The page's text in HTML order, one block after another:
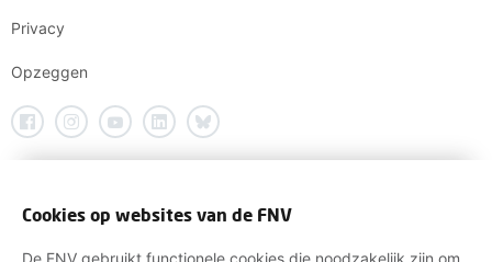
Privacy
Opzeggen
Cookies op websites van de FNV
De FNV gebruikt functionele cookies die noodzakelijk zijn om